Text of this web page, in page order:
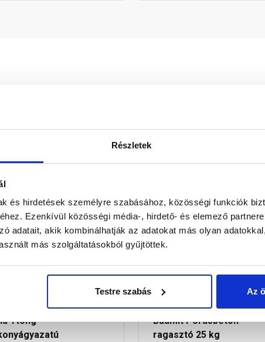
Részletek
és hirdetések személyre szabásához, közösségi funkciók
Ezenkívül közösségi média-, hirdető- és elemező
adatait, akik kombinálhatják az adatokat más olyan
más szolgáltatásokból gyűjtöttek.
Testre szabás Az
30 perc múlva átvehető
Ytong
30 perc múlva
Baumit Pórusbeton
ragasztó 25 kg